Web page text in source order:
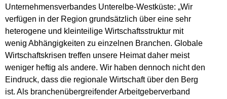
Unternehmensverbandes Unterelbe-Westküste: „Wir
verfügen in der Region grundsätzlich über eine sehr
heterogene und kleinteilige Wirtschaftsstruktur mit
wenig Abhängigkeiten zu einzelnen Branchen. Globale
Wirtschaftskrisen treffen unsere Heimat daher meist
weniger heftig als andere. Wir haben dennoch nicht den
Eindruck, dass die regionale Wirtschaft über den Berg
ist. Als branchenübergreifender Arbeitgeberverband